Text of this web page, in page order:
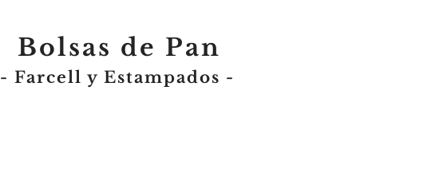
Bolsas de Pan
- Farcell y Estampados -